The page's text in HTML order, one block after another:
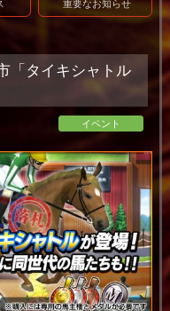
重要なお知らせ
「タイキシャトル
イベント